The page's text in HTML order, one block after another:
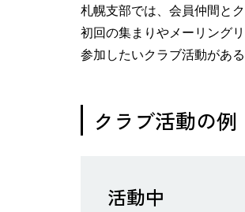
札幌支部では、会員仲間と
初回の集まりやメーリング
参加したいクラブ活動があ
クラブ活動の例
活動中